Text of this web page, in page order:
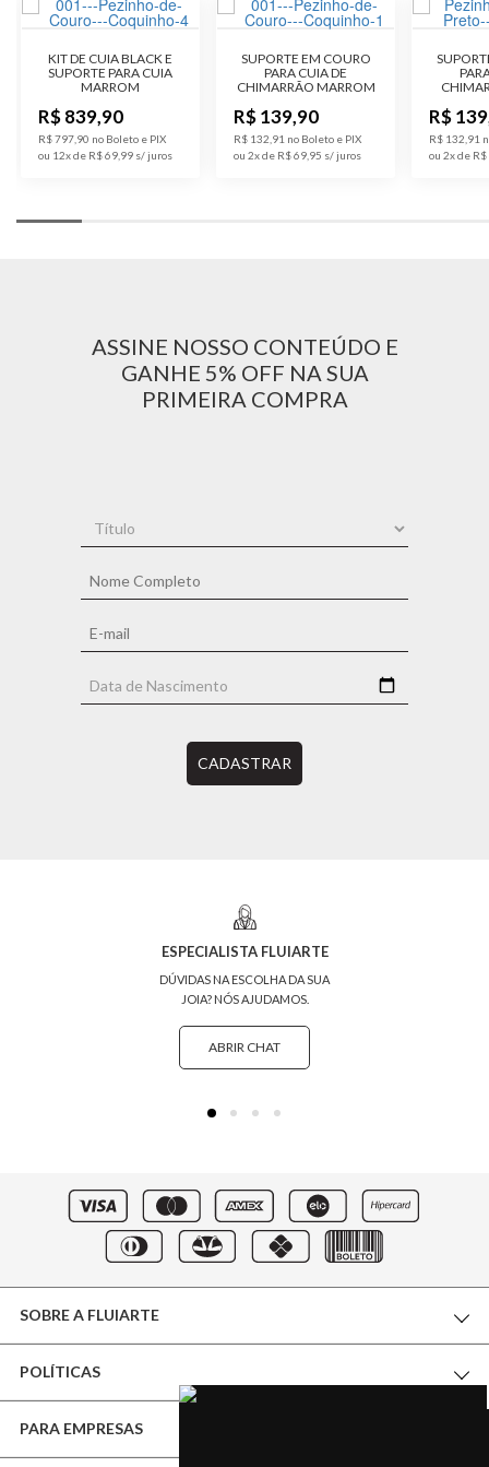
Modelo Cuia Coquinho
Pedra Sem Pedra
KIT DE CUIA BLACK E
SUPORTE PARA CUIA
MARROM
R$ 839,90
R$ 797,90 no Boleto e PIX
ou 12x de R$ 69,99
SUPORTE EM COURO
PARA CUIA DE
CHIMARRÃO MARROM
R$ 139,90
R$ 132,91 no Boleto e PIX
ou 2x de R$ 69,95
R$
R$ 132,91
ou 2x de
ASSINE NOSSO CONTEÚDO E
GANHE 5% OFF NA SUA
PRIMEIRA COMPRA
CADASTRAR
ESPECIALISTA FLUIARTE
DÚVIDAS NA ESCOLHA DA SUA
JOIA? NÓS AJUDAMOS.
ABRIR CHAT
SOBRE A FLUIARTE
THE WORLD OF FLUIARTE
NOSSA BOUTIQUE
POLÍTICAS
CERTIFICADO DE GARANTIA
PARA EMPRESAS